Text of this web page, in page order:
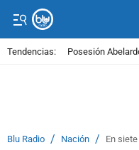
Tendencias: Posesión
Blu Radio / Nación / En